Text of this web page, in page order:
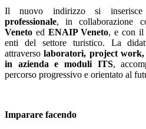
Il nuovo indirizzo si
professionale, in collaborazione
Veneto ed ENAIP Veneto, e con il
enti del settore turistico. La
attraversolaboratori, project
in azienda e moduli ITS,
percorso progressivo e orientato al
Imparare facendo